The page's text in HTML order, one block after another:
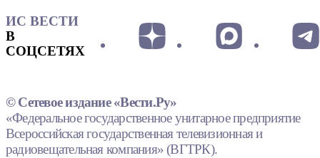
ИС ВЕСТИ
В
СОЦСЕТЯХ
© Сетевое издание «Вести.Ру»
«Федеральное государственное унитарное предприятие
Всероссийская государственная телевизионная и
радиовещательная компания» (ВГТРК).